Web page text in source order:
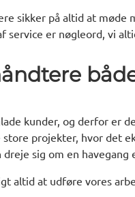
sikker på altid at møde
service er nøgleord, vi
kunder, og derfor er
projekter, hvor det
dreje sig om en
altid at udføre vores